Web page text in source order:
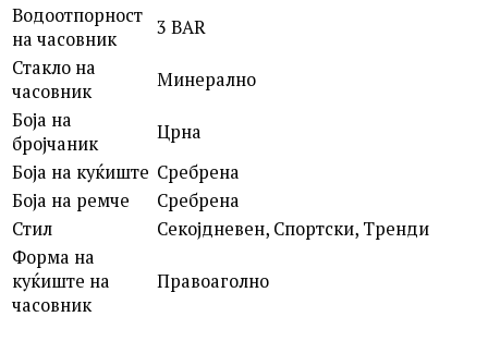
Водоотпорност
на часовник
3 BAR
Стакло на
часовник
Минерално
Боја на
бројчаник
Црна
Боја на куќиште Сребрена
Боја на ремче
Сребрена
Стил
Секојдневен, Спортски, Тренди
Форма на
куќиште на
часовник
Правоаголно